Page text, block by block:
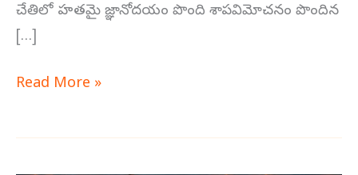
చేతిలో హతమై జ్ఞానోదయం పొంది శాపవిమోచనం పొందిన
[…]
Read More »